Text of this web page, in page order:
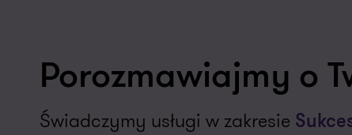
Porozmawiajmy o
Świadczymy usługi w zakresie